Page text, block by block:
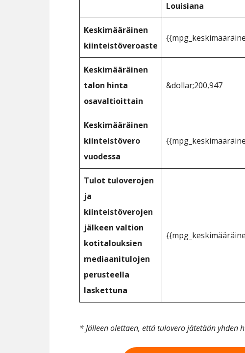
Louisiana
Keskimääräinen
kiinteistöveroaste
Keskimääräinen
talon hinta
osavaltioittain
&dollar;200,947
Keskimääräinen
kiinteistövero
vuodessa
Tulot tuloverojen
ja
kiinteistöverojen
jälkeen valtion
kotitalouksien
mediaanitulojen
perusteella
laskettuna
* Jälleen olettaen, että tulovero jätetään yhden